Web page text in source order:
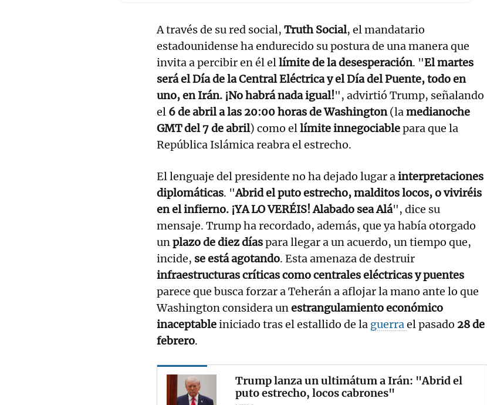
A través de su red social, Truth Social, el mandatario
estadounidense ha endurecido su postura de una manera que
invita a percibir en él ellímite de la desesperación. "El martes
será el Día de la Central Eléctrica y el Día del Puente, todo en
uno, en Irán. ¡No habrá nada igual!", advirtió Trump, señalando
el 6 de abril a las 20:00 horas de Washington(lamedianoche
GMT del 7 de abril) como ellímite innegociablepara que la
República Islámica reabra el estrecho.
El lenguaje del presidente no ha dejado lugar ainterpretaciones
diplomáticas. "Abrid el puto estrecho, malditos locos, o viviréis
en el infierno. ¡YA LO VERÉIS! Alabado sea Alá", dice su
mensaje. Trump ha recordado, además, que ya había otorgado
unplazo de diez díaspara llegar a un acuerdo, un tiempo que,
incide, se está agotando. Esta amenaza de destruir
infraestructuras críticas como centrales eléctricas y puentes
parece que busca forzar a Teherán a aflojar la mano ante lo que
Washington considera unestrangulamiento económico
inaceptableiniciado tras el estallido de la guerrael pasado 28 de
febrero.
Trump lanza un ultimátum a Irán: "Abrid el
puto estrecho, locos cabrones"